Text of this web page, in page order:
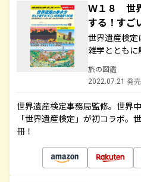
Ｗ１８ 世
する！すご
世界遺産検定
雑学とともに
旅の図鑑
2022.07.21 発売
世界遺産検定事務局監修。世界
「世界遺産検定」が初コラボ。
冊！